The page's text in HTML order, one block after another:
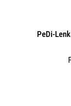
PeDi-